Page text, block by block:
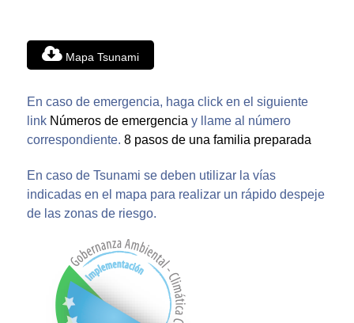
Mapa Tsunami
En caso de emergencia, haga click en el siguiente
link Números de emergencia y llame al número
correspondiente. 8 pasos de una familia preparada
En caso de Tsunami se deben utilizar la vías
indicadas en el mapa para realizar un rápido despeje
de las zonas de riesgo.